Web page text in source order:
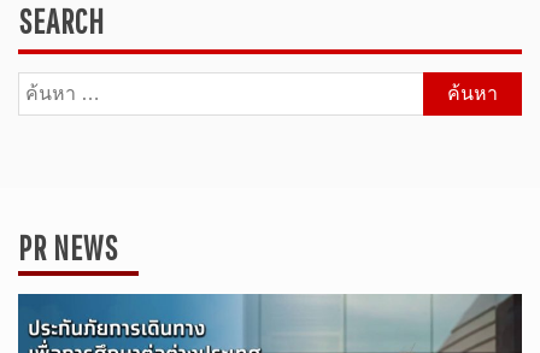
SEARCH
ค้นหา
สำหรับ:
PR NEWS